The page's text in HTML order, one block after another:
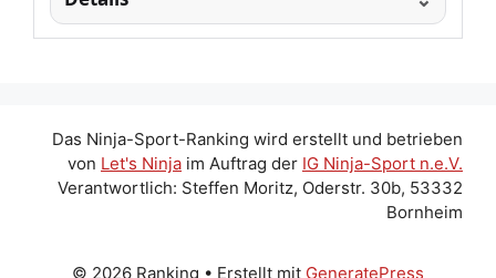
Das Ninja-Sport-Ranking wird erstellt und betrieben
von Let's Ninja im Auftrag der IG Ninja-Sport n.e.V.
Verantwortlich: Steffen Moritz, Oderstr. 30b, 53332
Bornheim
© 2026 Ranking • Erstellt mit GeneratePress